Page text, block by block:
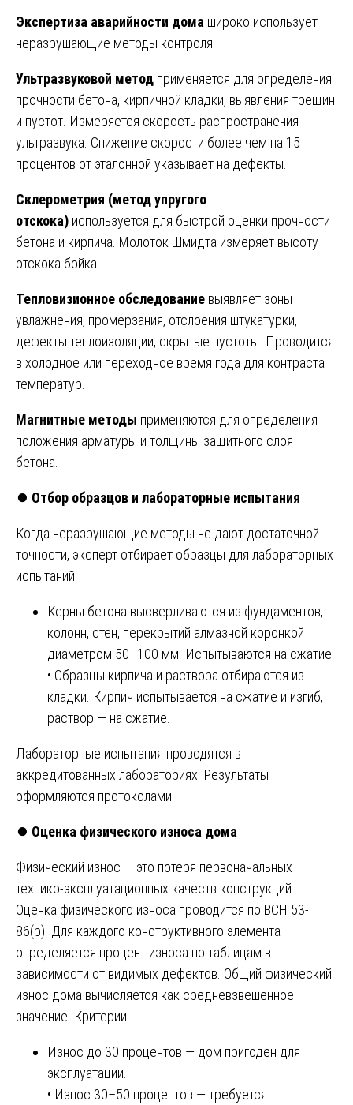
Экспертиза аварийности дома широко использует
неразрушающие методы контроля.
Ультразвуковой метод применяется для определения
прочности бетона, кирпичной кладки, выявления трещин
и пустот. Измеряется скорость распространения
ультразвука. Снижение скорости более чем на 15
процентов от эталонной указывает на дефекты.
Склерометрия (метод упругого
отскока) используется для быстрой оценки прочности
бетона и кирпича. Молоток Шмидта измеряет высоту
отскока бойка.
Тепловизионное обследование выявляет зоны
увлажнения, промерзания, отслоения штукатурки,
дефекты теплоизоляции, скрытые пустоты. Проводится
в холодное или переходное время года для контраста
температур.
Магнитные методы применяются для определения
положения арматуры и толщины защитного слоя
бетона.
⏺️ Отбор образцов и лабораторные испытания
Когда неразрушающие методы не дают достаточной
точности, эксперт отбирает образцы для лабораторных
испытаний.
Керны бетона высверливаются из фундаментов,
колонн, стен, перекрытий алмазной коронкой
диаметром 50–100 мм. Испытываются на сжатие.
• Образцы кирпича и раствора отбираются из
кладки. Кирпич испытывается на сжатие и изгиб,
раствор — на сжатие.
Лабораторные испытания проводятся в
аккредитованных лабораториях. Результаты
оформляются протоколами.
⏺️ Оценка физического износа дома
Физический износ — это потеря первоначальных
технико-эксплуатационных качеств конструкций.
Оценка физического износа проводится по ВСН 53-
86(р). Для каждого конструктивного элемента
определяется процент износа по таблицам в
зависимости от видимых дефектов. Общий физический
износ дома вычисляется как средневзвешенное
значение. Критерии.
Износ до 30 процентов — дом пригоден для
эксплуатации.
• Износ 30–50 процентов — требуется